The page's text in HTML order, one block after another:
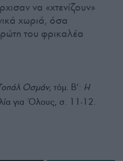
να «χτενίζουν»
χωριά, όσα
του φρικαλέα
Οσμάν, τόμ. Β’: Η
για Όλους, σ. 11-12.